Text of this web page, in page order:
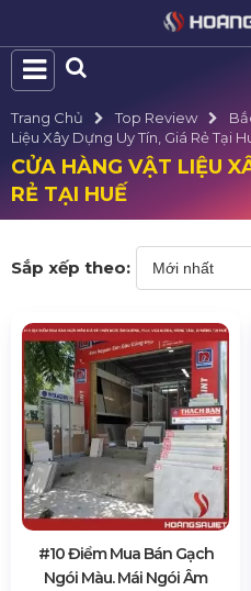
Trang Chủ Top Review
Liệu Xây Dựng Uy Tín, Giá Rẻ Tại
CỬA HÀNG VẬT LIỆU
RẺ TẠI HUẾ
Sắp xếp theo:
#10 Điểm Mua Bán Gạch
Ngói Màu. Mái Ngói Âm